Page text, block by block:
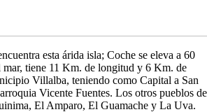
esta árida isla; Coche se eleva a 60
mar, tiene 11 Km. de longitud y 6 Km. de
Villalba, teniendo como Capital a San
Vicente Fuentes. Los otros pueblos de
El Amparo, El Guamache y La Uva.